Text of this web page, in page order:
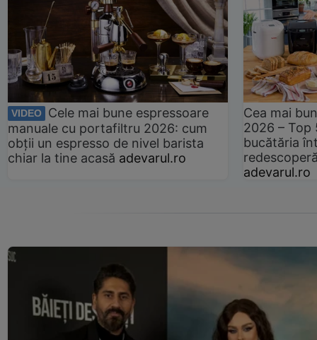
VIDEO
Cele mai bune espressoare
manuale cu portafiltru 2026: cum
obții un espresso de nivel barista
chiar la tine acasă adevarul.ro
Cea mai
2026 –
bucătăria
adevarul.ro